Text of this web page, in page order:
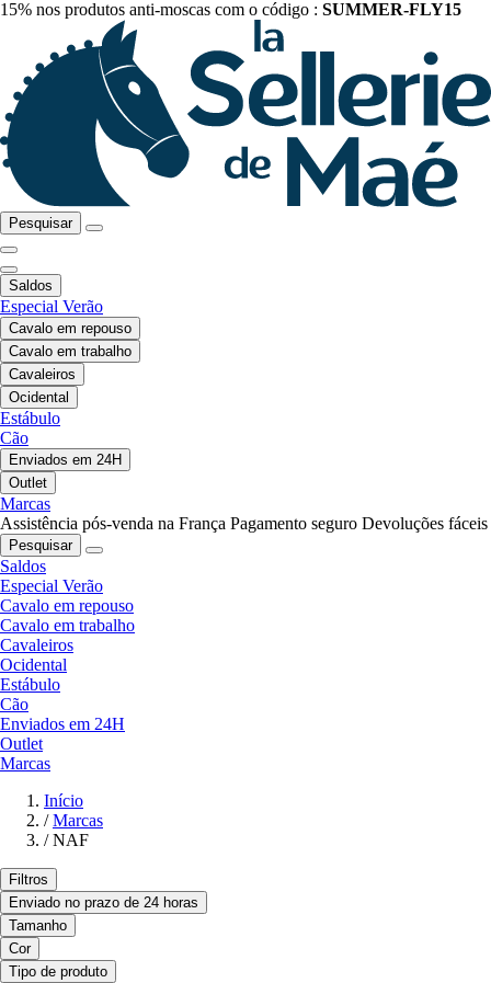
15% nos produtos anti-moscas com o código : SUMMER-FLY15
Pesquisar
Saldos
Especial Verão
Cavalo em repouso
Cavalo em trabalho
Cavaleiros
Ocidental
Estábulo
Cão
Enviados em 24H
Outlet
Marcas
Assistência pós-venda na França Pagamento seguro Devoluções fáceis
Pesquisar
Saldos
Especial Verão
Cavalo em repouso
Cavalo em trabalho
Cavaleiros
Ocidental
Estábulo
Cão
Enviados em 24H
Outlet
Marcas
Início
/ Marcas
/ NAF
Filtros
Enviado no prazo de 24 horas
Tamanho
Cor
Tipo de produto